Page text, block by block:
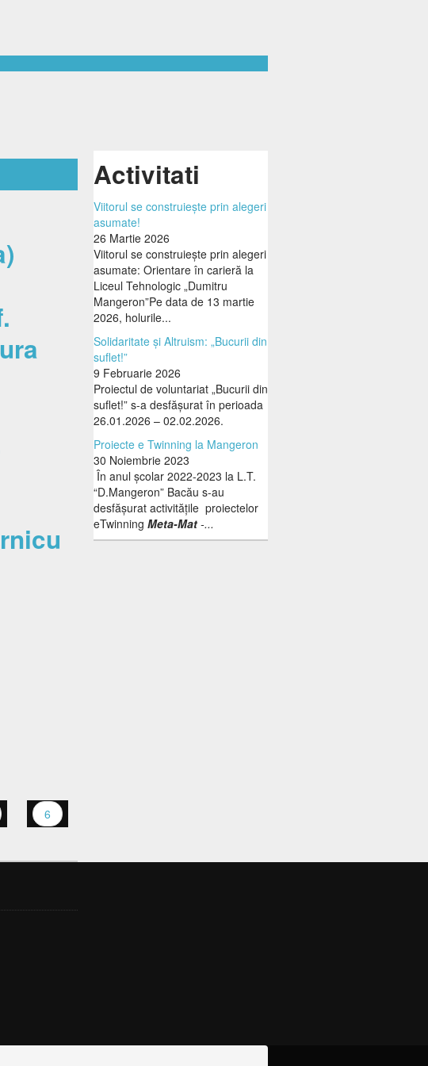
6
Activitati
Viitorul se construiește prin alegeri
asumate!
26 Martie 2026
Viitorul se construiește prin alegeri
asumate: Orientare în carieră la
Liceul Tehnologic „Dumitru
Mangeron”Pe data de 13 martie
2026, holurile...
Solidaritate și Altruism: „Bucurii din
suflet!”
9 Februarie 2026
Proiectul de voluntariat „Bucurii din
suflet!” s-a desfășurat în perioada
26.01.2026 – 02.02.2026.
Proiecte e Twinning la Mangeron
30 Noiembrie 2023
În anul școlar 2022-2023 la L.T.
“D.Mangeron” Bacău s-au
desfășurat activitățile proiectelor
eTwinning Meta-Mat -...